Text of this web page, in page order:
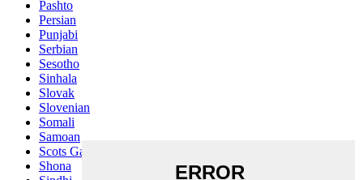
Pashto
Persian
Punjabi
Serbian
Sesotho
Sinhala
Slovak
Slovenian
Somali
Samoan
Scots Gaelic
Shona